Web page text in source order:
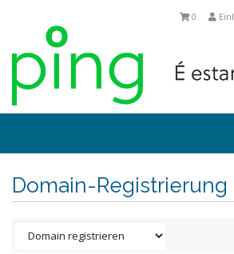
0
Domain-Registrierung